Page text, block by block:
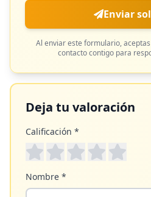
Enviar
Al enviar este formulario,
contacto contigo para
Deja tu valoración
Calificación *
Nombre *